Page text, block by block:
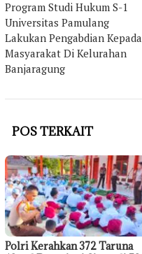
pos
Program Studi Hukum S-1
Universitas Pamulang
Lakukan Pengabdian Kepada
Masyarakat Di Kelurahan
Banjaragung
POS TERKAIT
Polri Kerahkan 372 Taruna